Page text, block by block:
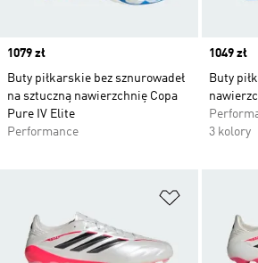
Price
1079 zł
Buty piłkarskie bez sznurowadeł
na sztuczną nawierzchnię Copa
Pure IV Elite
Performance
Price
1049 zł
Buty
3 kolory